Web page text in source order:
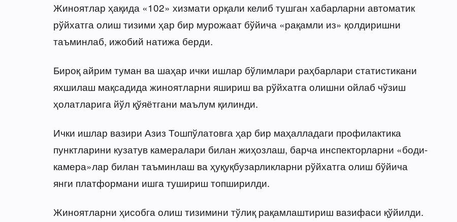
Жиноятлар ҳақида «102» хизмати орқали келиб тушган хабарларни автоматик
рўйхатга олиш тизими ҳар бир мурожаат бўйича «рақамли из» қолдиришни
таъминлаб, ижобий натижа берди.
Бироқ айрим туман ва шаҳар ички ишлар бўлимлари раҳбарлари статистикани
яхшилаш мақсадида жиноятларни яшириш ва рўйхатга олишни ойлаб чўзиш
ҳолатларига йўл қўяётгани маълум қилинди.
Ички ишлар вазири Азиз Тошпўлатовга ҳар бир маҳалладаги профилактика
пунктларини кузатув камералари билан жиҳозлаш, барча инспекторларни «боди-
камера»лар билан таъминлаш ва ҳуқуқбузарликларни рўйхатга олиш бўйича
янги платформани ишга тушириш топширилди.
Жиноятларни ҳисобга олиш тизимини тўлиқ рақамлаштириш вазифаси қўйилди.